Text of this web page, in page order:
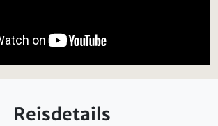
Reisdetails